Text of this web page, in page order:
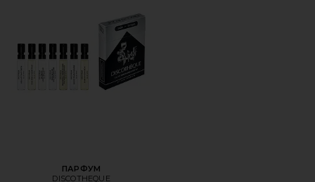
ПАРФУМ
DISCOTHEQUE